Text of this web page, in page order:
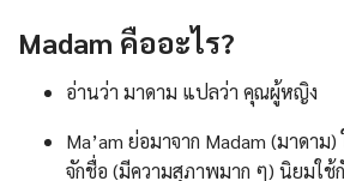
Madam คืออะไร?
อ่านว่า มาดาม แปลว่า คุณผู้หญิง
Ma’am ย่อมาจาก Madam (มาดาม
จักชื่อ (มีความสุภาพมาก ๆ) นิยมใช้